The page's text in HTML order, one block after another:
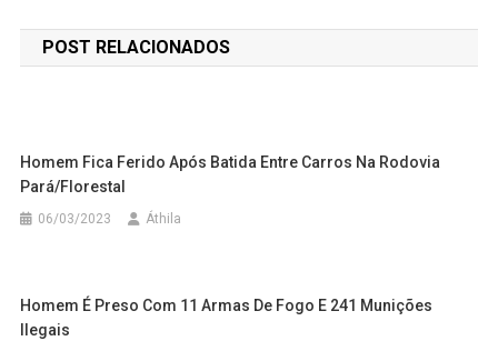
de
Post
POST RELACIONADOS
Homem Fica Ferido Após Batida Entre Carros Na Rodovia
Pará/Florestal
06/03/2023 Áthila
Homem É Preso Com 11 Armas De Fogo E 241 Munições
Ilegais